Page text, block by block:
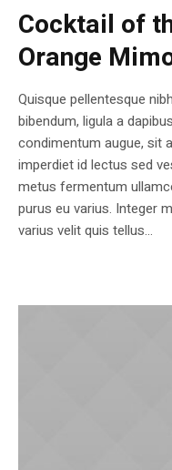
Cocktail of
Orange
Quisque pellentesque
bibendum, ligula a
condimentum augue, sit
imperdiet id lectus sed
metus fermentum
purus eu varius. Integer
varius velit quis tellus...